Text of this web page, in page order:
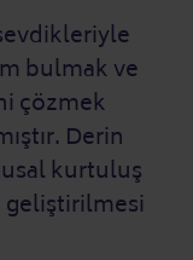
bulmak ve
çözmek
Derin
kurtuluş